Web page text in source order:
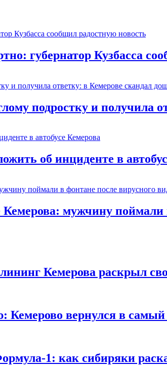
губернатор Кузбасса
подростку и получила
об инциденте в
Кемерова: мужчину поймали
Кемерова раскрыл
Кемерово вернулся в
1: как сибиряки